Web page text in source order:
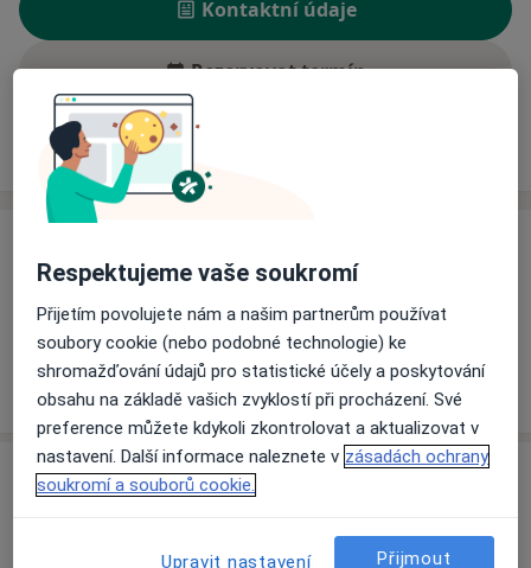
Kontaktní údaje
Rezervovat termín
Ceník
Informace o službách a cenách nejsou k dispozici
Tento specialista ještě nepřidával žádné informace o
svých službách.
Adresa
Sam. ord. PL - stomatologa
Bystřec 56154
Respektujeme vaše soukromí
Přijetím povolujete nám a našim partnerům používat
soubory cookie (nebo podobné technologie) ke
shromažďování údajů pro statistické účely a poskytování
obsahu na základě vašich zvyklostí při procházení. Své
preference můžete kdykoli zkontrolovat a aktualizovat v
nastavení. Další informace naleznete v zásadách ochrany
soukromí a souborů cookie.
Upravit nastavení Přijmout